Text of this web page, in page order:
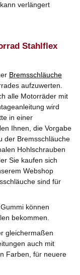
verlängert
Stahlflex
Bremsschläuche
aufzuwerten.
alle Motorräder mit
wird
in einer
Ihnen, die Vorgabe
der Bremsschläuche
Hohlschrauben
Sie kaufen sich
Webshop
sind für
können
bekommen.
gleichermaßen
auch mit
Farben, für neuere